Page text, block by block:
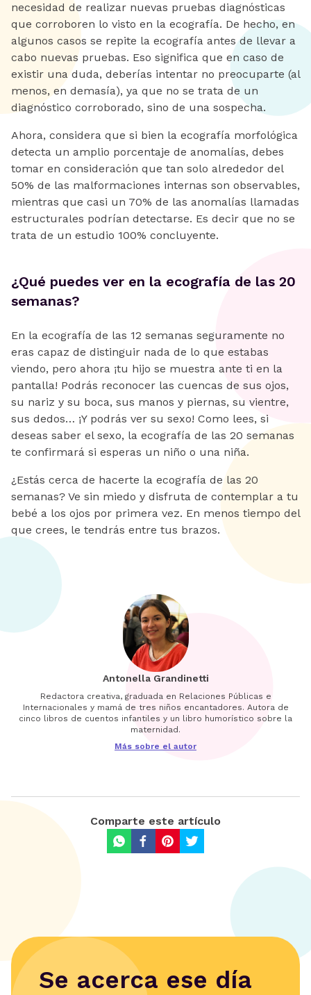
necesidad de realizar nuevas pruebas diagnósticas
que corroboren lo visto en la ecografía. De hecho, en
algunos casos se repite la ecografía antes de llevar a
cabo nuevas pruebas. Eso significa que en caso de
existir una duda, deberías intentar no preocuparte (al
menos, en demasía), ya que no se trata de un
diagnóstico corroborado, sino de una sospecha.
Ahora, considera que si bien la ecografía morfológica
detecta un amplio porcentaje de anomalías, debes
tomar en consideración que tan solo alrededor del
50% de las malformaciones internas son observables,
mientras que casi un 70% de las anomalías llamadas
estructurales podrían detectarse. Es decir que no se
trata de un estudio 100% concluyente.
¿Qué puedes ver en la ecografía de las 20
semanas?
En la ecografía de las 12 semanas seguramente no
eras capaz de distinguir nada de lo que estabas
viendo, pero ahora ¡tu hijo se muestra ante ti en la
pantalla! Podrás reconocer las cuencas de sus ojos,
su nariz y su boca, sus manos y piernas, su vientre,
sus dedos… ¡Y podrás ver su sexo! Como lees, si
deseas saber el sexo, la ecografía de las 20 semanas
te confirmará si esperas un niño o una niña.
¿Estás cerca de hacerte la ecografía de las 20
semanas? Ve sin miedo y disfruta de contemplar a tu
bebé a los ojos por primera vez. En menos tiempo del
que crees, le tendrás entre tus brazos.
Antonella Grandinetti
Redactora creativa, graduada en Relaciones Públicas e
Internacionales y mamá de tres niños encantadores. Autora de
cinco libros de cuentos infantiles y un libro humorístico sobre la
maternidad.
Más sobre el autor
Comparte este artículo
Se acerca ese día